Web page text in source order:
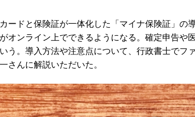
ードと保険証が一体化した「マイナ保険証」の
オンライン上でできるようになる。確定申告や
う。導入方法や注意点について、行政書士でフ
さんに解説いただいた。